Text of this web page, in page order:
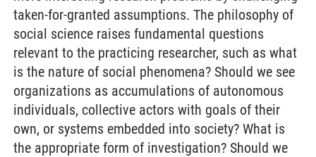
taken-for-granted assumptions. The philosophy of
social science raises fundamental questions
relevant to the practicing researcher, such as what
is the nature of social phenomena? Should we see
organizations as accumulations of autonomous
individuals, collective actors with goals of their
own, or systems embedded into society? What is
the appropriate form of investigation? Should we